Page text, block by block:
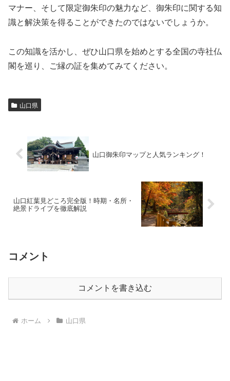
マナー、そして限定御朱印の魅力など、御朱印に関する知
識と解決策を得ることができたのではないでしょうか。
この知識を活かし、ぜひ山口県を始めとする全国の寺社仏
閣を巡り、ご縁の証を集めてみてください。
山口県
山口御朱印マップと人気ランキング！
山口紅葉見どころ完全版！時期・名所・
絶景ドライブを徹底解説
コメント
コメントを書き込む
ホーム 山口県